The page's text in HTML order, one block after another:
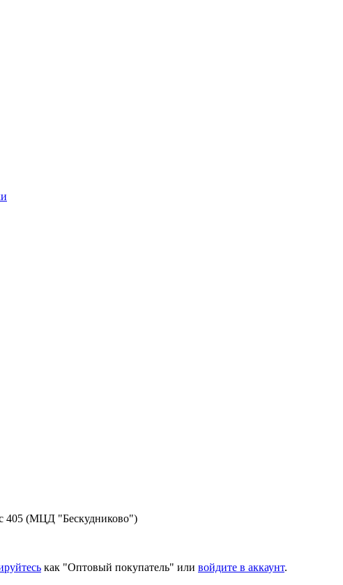
405 (МЦД "Бескудниково")
как "Оптовый покупатель" или войдите в аккаунт.